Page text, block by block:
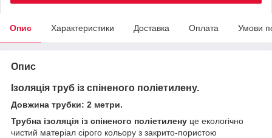
Опис Характеристики Доставка Оплата Умови
Опис
Ізоляція труб із спіненого поліетилену.
Довжина трубки: 2 метри.
Трубна ізоляція із спіненого поліетилену це екологічно
чистий матеріал сірого кольору з закрито-пористою